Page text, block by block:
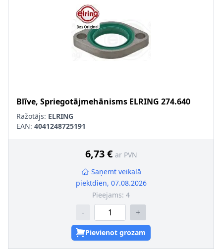
Blīve, Spriegotājmehānisms ELRING 274.640
Ražotājs: ELRING
EAN: 4041248725191
6,73 € ar PVN
Saņemt veikalā
piektdien, 07.08.2026
Pieejams: 4
- +
Pievienot grozam